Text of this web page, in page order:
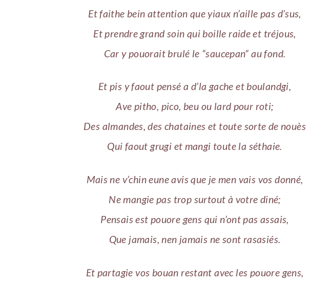
Et faithe bein attention que yiaux n’aille pas d’sus,
Et prendre grand soin qui boille raide et tréjous,
Car y pouorait brulé le “saucepan” au fond.
Et pis y faout pensé a d’la gache et boulandgi,
Ave pitho, pico, beu ou lard pour roti;
Des almandes, des chataines et toute sorte de nouès
Qui faout grugi et mangi toute la séthaie.
Mais ne v’chin eune avis que je men vais vos donné,
Ne mangie pas trop surtout à votre diné;
Pensais est pouore gens qui n’ont pas assais,
Que jamais, nen jamais ne sont rasasiés.
Et partagie vos bouan restant avec les pouore gens,